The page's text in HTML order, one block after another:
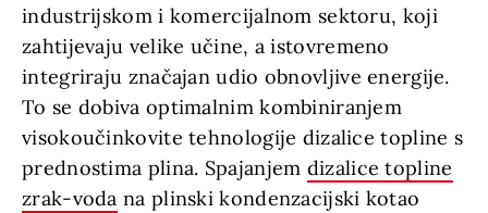
industrijskom i komercijalnom sektoru, koji
zahtijevaju velike učine, a istovremeno
integriraju značajan udio obnovljive energije.
To se dobiva optimalnim kombiniranjem
visokoučinkovite tehnologije dizalice topline s
prednostima plina. Spajanjem dizalice topline
zrak-voda na plinski kondenzacijski kotao